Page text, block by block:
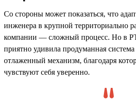
Со стороны может показаться, что
инженера в крупной территориально
компании — сложный процесс. Но в
приятно удивила продуманная
отлаженный механизм, благодаря
чувствуют себя уверенно.